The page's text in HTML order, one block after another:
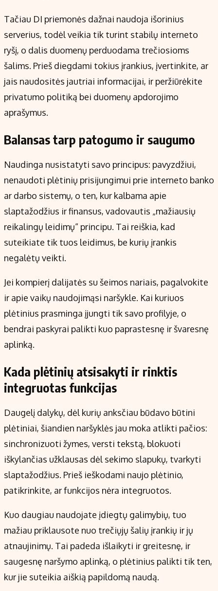
Tačiau DI priemonės dažnai naudoja išorinius
serverius, todėl veikia tik turint stabilų interneto
ryšį, o dalis duomenų perduodama trečiosioms
šalims. Prieš diegdami tokius įrankius, įvertinkite, ar
jais naudositės jautriai informacijai, ir peržiūrėkite
privatumo politiką bei duomenų apdorojimo
aprašymus.
Balansas tarp patogumo ir saugumo
Naudinga nusistatyti savo principus: pavyzdžiui,
nenaudoti plėtinių prisijungimui prie interneto banko
ar darbo sistemų, o ten, kur kalbama apie
slaptažodžius ir finansus, vadovautis „mažiausių
reikalingų leidimų“ principu. Tai reiškia, kad
suteikiate tik tuos leidimus, be kurių įrankis
negalėtų veikti.
Jei kompierį dalijatės su šeimos nariais, pagalvokite
ir apie vaikų naudojimąsi naršykle. Kai kuriuos
plėtinius prasminga įjungti tik savo profilyje, o
bendrai paskyrai palikti kuo paprastesnę ir švaresnę
aplinką.
Kada plėtinių atsisakyti ir rinktis
integruotas funkcijas
Daugelį dalykų, dėl kurių anksčiau būdavo būtini
plėtiniai, šiandien naršyklės jau moka atlikti pačios:
sinchronizuoti žymes, versti tekstą, blokuoti
iškylančias užklausas dėl sekimo slapukų, tvarkyti
slaptažodžius. Prieš ieškodami naujo plėtinio,
patikrinkite, ar funkcijos nėra integruotos.
Kuo daugiau naudojate įdiegtų galimybių, tuo
mažiau priklausote nuo trečiųjų šalių įrankių ir jų
atnaujinimų. Tai padeda išlaikyti ir greitesnę, ir
saugesnę naršymo aplinką, o plėtinius palikti tik ten,
kur jie suteikia aiškią papildomą naudą.